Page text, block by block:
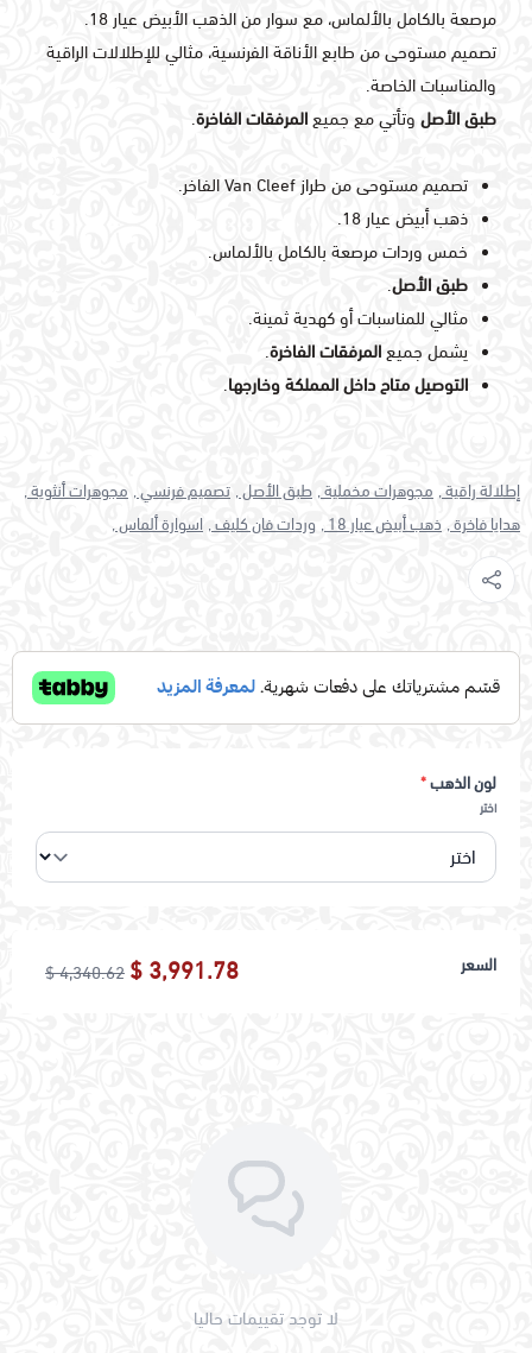
مرصعة بالكامل بالألماس، مع سوار من الذهب الأبيض عيار 18.
تصميم مستوحى من طابع الأناقة الفرنسية، مثالي للإطلالات الراقية
والمناسبات الخاصة.
طبق الأصل وتأتي مع جميعالمرفقات الفاخرة.
تصميم مستوحى من طراز Van Cleef الفاخر.
ذهب أبيض عيار 18.
خمس وردات مرصعة بالكامل بالألماس.
طبق الأصل.
مثالي للمناسبات أو كهدية ثمينة.
يشمل جميعالمرفقات الفاخرة.
التوصيل متاح داخل المملكة وخارجها.
إطلالة راقية , مجوهرات مخملية , طبق الأصل , تصميم فرنسي , مجوهرات أنثوية ,
هدايا فاخرة , ذهب أبيض عيار 18 , وردات فان كليف , اسوارة ألماس ,
لون الذهب*
اختر
السعر 3,991.78 $
4,340.62 $
لا توجد تقييمات حاليا